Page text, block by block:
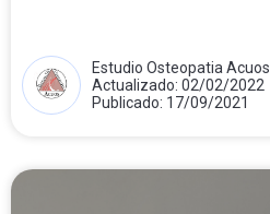
Estudio Osteopatia Acuos
Actualizado: 02/02/2022
Publicado: 17/09/2021